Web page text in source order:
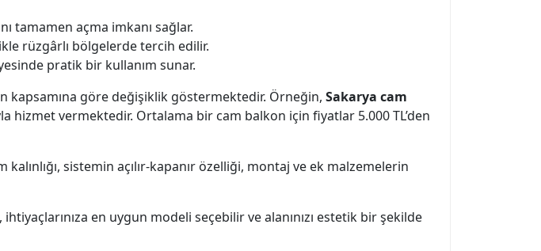
tamamen açma imkanı sağlar.
rüzgârlı bölgelerde tercih edilir.
pratik bir kullanım sunar.
göre değişiklik göstermektedir. Örneğin, Sakarya cam
hizmet vermektedir. Ortalama bir cam balkon için fiyatlar 5.000 TL’den
sistemin açılır-kapanır özelliği, montaj ve ek malzemelerin
en uygun modeli seçebilir ve alanınızı estetik bir şekilde